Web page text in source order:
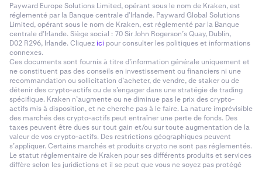
Payward Europe Solutions Limited, opérant sous le nom de Kraken, est
réglementé par la Banque centrale d’Irlande. Payward Global Solutions
Limited, opérant sous le nom de Kraken, est réglementé par la Banque
centrale d’Irlande. Siège social : 70 Sir John Rogerson’s Quay, Dublin,
D02 R296, Irlande. Cliquezici pour consulter les politiques et informations
connexes.
Ces documents sont fournis à titre d’information générale uniquement et
ne constituent pas des conseils en investissement ou financiers ni une
recommandation ou sollicitation d’acheter, de vendre, de staker ou de
détenir des crypto-actifs ou de s’engager dans une stratégie de trading
spécifique. Kraken n’augmente ou ne diminue pas le prix des crypto-
actifs mis à disposition, et ne cherche pas à le faire. La nature imprévisible
des marchés des crypto-actifs peut entraîner une perte de fonds. Des
taxes peuvent être dues sur tout gain et/ou sur toute augmentation de la
valeur de vos crypto-actifs. Des restrictions géographiques peuvent
s’appliquer. Certains marchés et produits crypto ne sont pas réglementés.
Le statut réglementaire de Kraken pour ses différents produits et services
diffère selon les juridictions et il se peut que vous ne soyez pas protégé